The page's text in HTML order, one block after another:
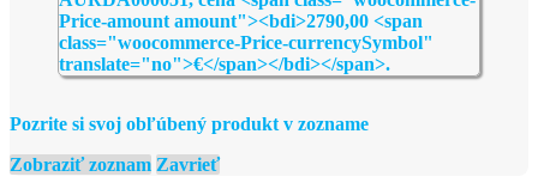
Pozrite si svoj obľúbený produkt v zozname
Zobraziť zoznam Zavrieť